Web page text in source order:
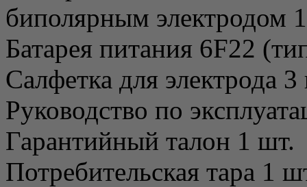
биполярным электродом
Батарея питания 6F22
Салфетка для электрода
Руководство по
Гарантийный талон 1 шт.
Потребительская тара 1